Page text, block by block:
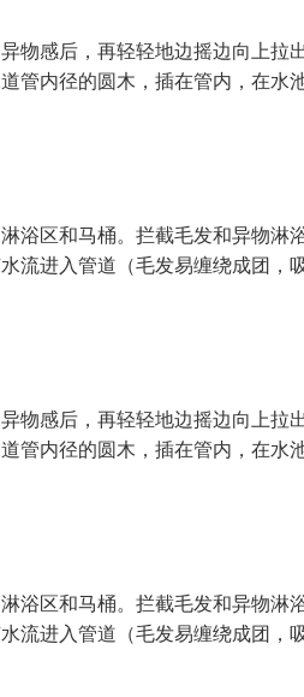
物感后，再轻轻地边摇边向上拉
管内径的圆木，插在管内，在水
浴区和马桶。拦截毛发和异物淋
流进入管道（毛发易缠绕成团，
物感后，再轻轻地边摇边向上拉
管内径的圆木，插在管内，在水
浴区和马桶。拦截毛发和异物淋
流进入管道（毛发易缠绕成团，